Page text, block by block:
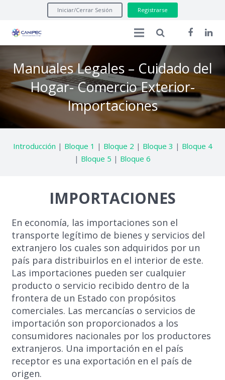
Iniciar/Cerrar Sesión Registrarse
Manuales Legales
Asuntos Regulatorios
Formatos
Seminarios Internacionales
Manuales Legales – Cuidado del
Hogar- Comercio Exterior-
Importaciones
Introducción | Bloque 1 | Bloque 2 | Bloque 3 | Bloque 4
| Bloque 5 | Bloque 6
IMPORTACIONES
En economía, las importaciones son el
transporte legítimo de bienes y servicios del
extranjero los cuales son adquiridos por un
país para distribuirlos en el interior de este.
Las importaciones pueden ser cualquier
producto o servicio recibido dentro de la
frontera de un Estado con propósitos
comerciales. Las mercancías o servicios de
importación son proporcionados a los
consumidores nacionales por los productores
extranjeros. Una importación en el país
receptor es una exportación en el país de
origen.